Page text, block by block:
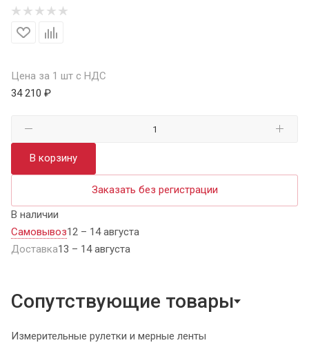
Цена за 1 шт с НДС
34 210 ₽
В корзину
Заказать без регистрации
В наличии
Самовывоз12 – 14 августа
Доставка13 – 14 августа
Сопутствующие товары
Измерительные рулетки и мерные ленты